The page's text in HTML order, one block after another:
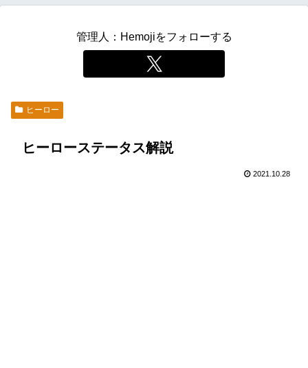
管理人：Hemojiをフォローする
ヒーロー
ヒーローステータス解説
2021.10.28